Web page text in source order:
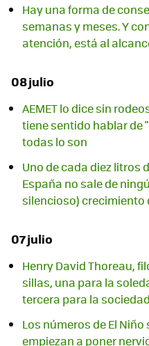
Hay una forma de
semanas y meses. Y
atención, está al
08 julio
AEMET lo dice sin
tiene sentido hablar de
todas lo son
Uno de cada diez litros
España no sale de
silencioso) crecimiento
07 julio
Henry David Thoreau,
sillas, una para la
tercera para la
Los números de El
empiezan a poner